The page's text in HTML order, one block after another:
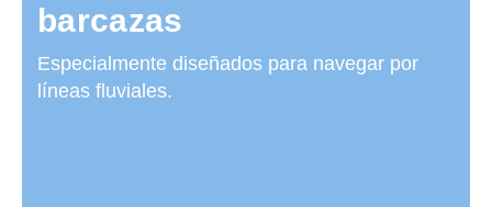
barcazas
Especialmente diseñados para navegar por
líneas fluviales.